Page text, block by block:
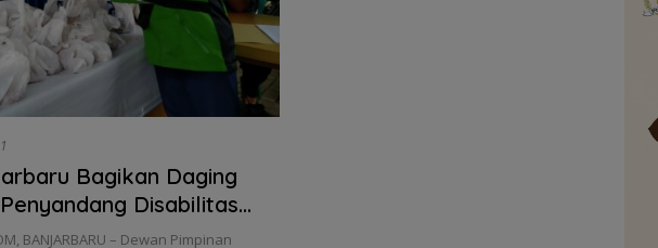
Bagikan Daging
Disabilitas
BANJARBARU – Dewan Pimpinan